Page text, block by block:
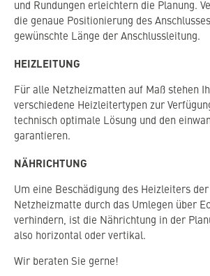
und Rundungen erleichtern die Planung.
die genaue Positionierung des
gewünschte Länge der Anschlussleitung.
HEIZLEITUNG
Für alle Netzheizmatten auf Maß stehen
verschiedene Heizleitertypen zur
technisch optimale Lösung und den
garantieren.
NÄHRICHTUNG
Um eine Beschädigung des Heizleiters der
Netzheizmatte durch das Umlegen über
verhindern, ist die Nährichtung in der
also horizontal oder vertikal.
Wir beraten Sie gerne!